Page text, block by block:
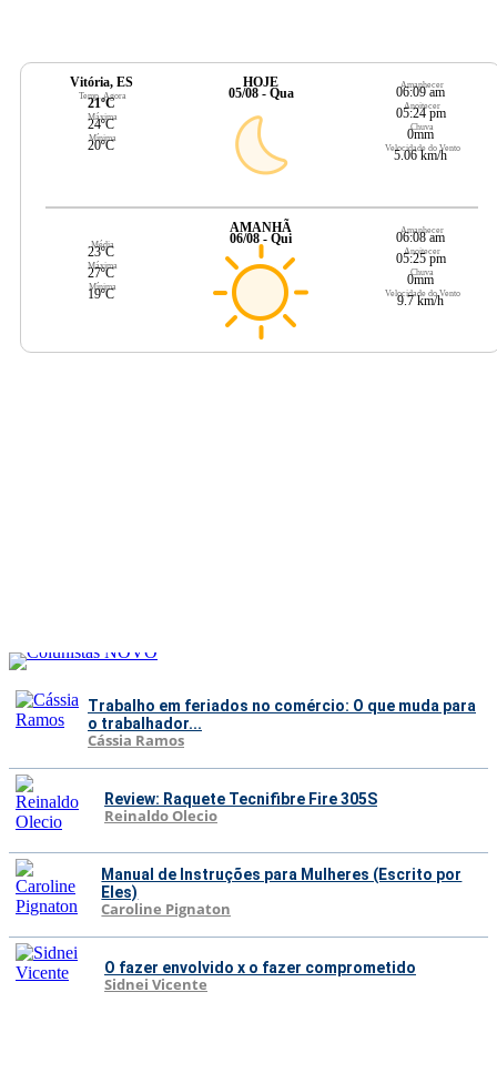
Vitória, ES
Temp. Agora
21ºC
Máxima
24ºC
Mínima
20ºC
HOJE
05/08 - Qua
Amanhecer
06:09 am
Anoitecer
05:24 pm
Chuva
0mm
Velocidade do Vento
5.06 km/h
Média
23ºC
Máxima
27ºC
Mínima
19ºC
AMANHÃ
06/08 - Qui
Amanhecer
06:08 am
Anoitecer
05:25 pm
Chuva
0mm
Velocidade do Vento
9.7 km/h
Trabalho em feriados no comércio: O que muda para
o trabalhador...
Cássia Ramos
Review: Raquete Tecnifibre Fire 305S
Reinaldo Olecio
Manual de Instruções para Mulheres (Escrito por
Eles)
Caroline Pignaton
O fazer envolvido x o fazer comprometido
Sidnei Vicente